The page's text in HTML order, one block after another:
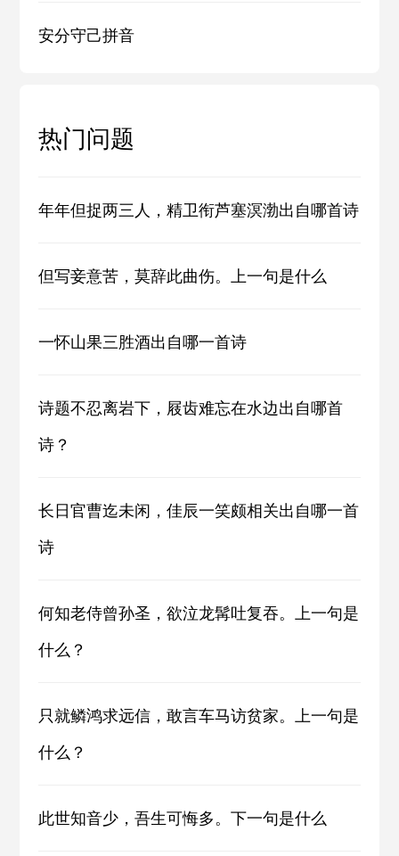
安分守己拼音
热门问题
年年但捉两三人，精卫衔芦塞溟渤出自哪首诗
但写妾意苦，莫辞此曲伤。上一句是什么
一怀山果三胜酒出自哪一首诗
诗题不忍离岩下，屐齿难忘在水边出自哪首
诗？
长日官曹迄未闲，佳辰一笑颇相关出自哪一首
诗
何知老侍曾孙圣，欲泣龙髯吐复吞。上一句是
什么？
只就鳞鸿求远信，敢言车马访贫家。上一句是
什么？
此世知音少，吾生可悔多。下一句是什么